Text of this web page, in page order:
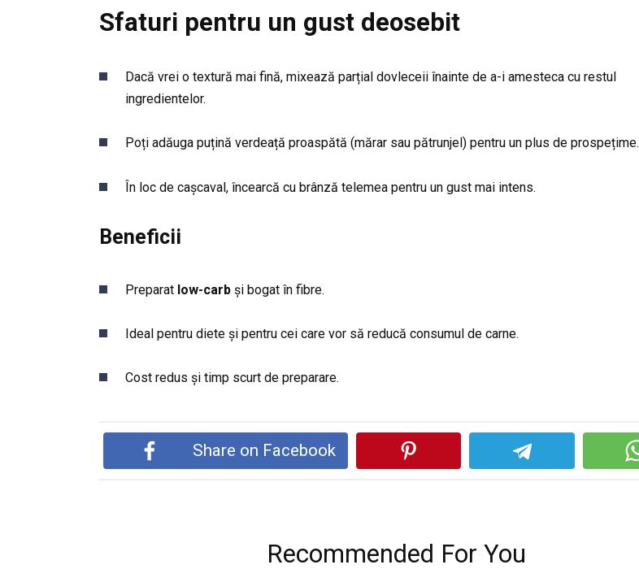
Sfaturi pentru un gust deosebit
Dacă vrei o textură mai fină, mixează parțial dovleceii înainte de a-i amesteca cu restul
ingredientelor.
Poți adăuga puțină verdeață proaspătă (mărar sau pătrunjel) pentru un plus de prospețime.
În loc de cașcaval, încearcă cu brânză telemea pentru un gust mai intens.
Beneficii
Preparat low-carb și bogat în fibre.
Ideal pentru diete și pentru cei care vor să reducă consumul de carne.
Cost redus și timp scurt de preparare.
Share on Facebook
Recommended For You